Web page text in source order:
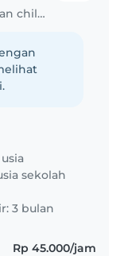
Lowongan pekerjaan childminder di DI Yogyakarta
sekolah
3 bulan
Rp 45.000/jam